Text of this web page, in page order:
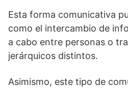
Esta forma comunicativa
como el intercambio de
a cabo entre personas o
jerárquicos distintos.
Asimismo, este tipo de